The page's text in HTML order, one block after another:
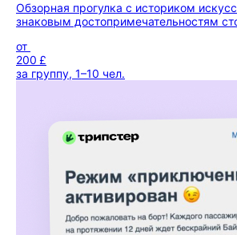
Обзорная прогулка с историком
знаковым достопримечательностям
от
200 £
за группу, 1–10 чел.